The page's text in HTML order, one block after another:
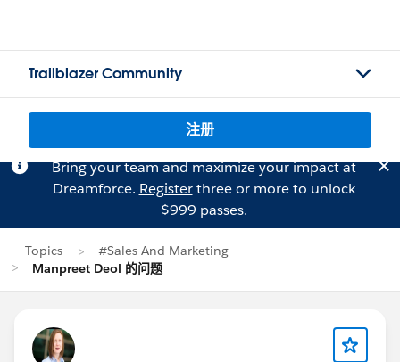
Trailblazer Community
注册
Bring your team and maximize your impact at
Dreamforce. Registerthree or more to unlock
$999 passes.
Topics
#Sales And Marketing
Manpreet Deol 的问题